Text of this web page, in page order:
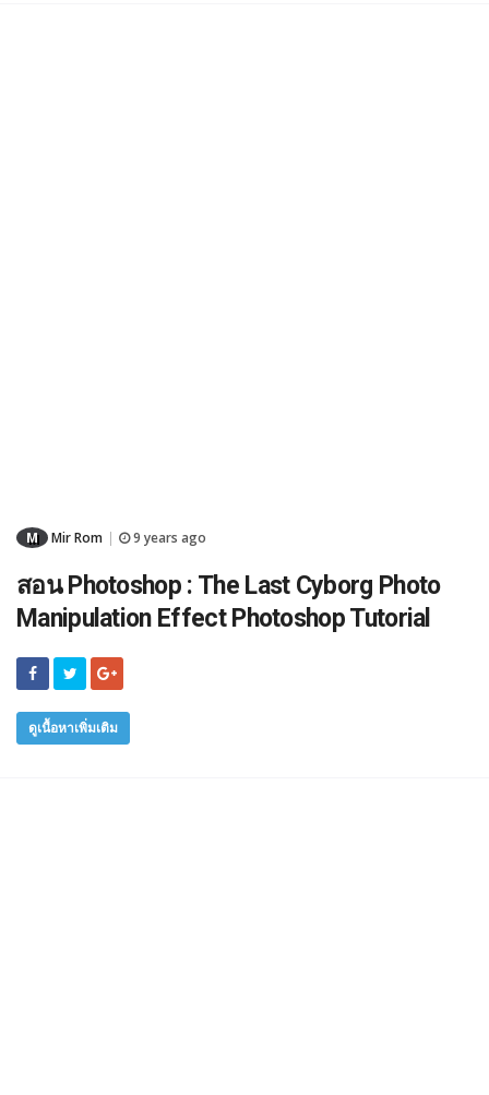
M Mir Rom 9 years ago
สอน Photoshop : The Last Cyborg Photo
Manipulation Effect Photoshop Tutorial
ดูเนื้อหาเพิ่มเติม